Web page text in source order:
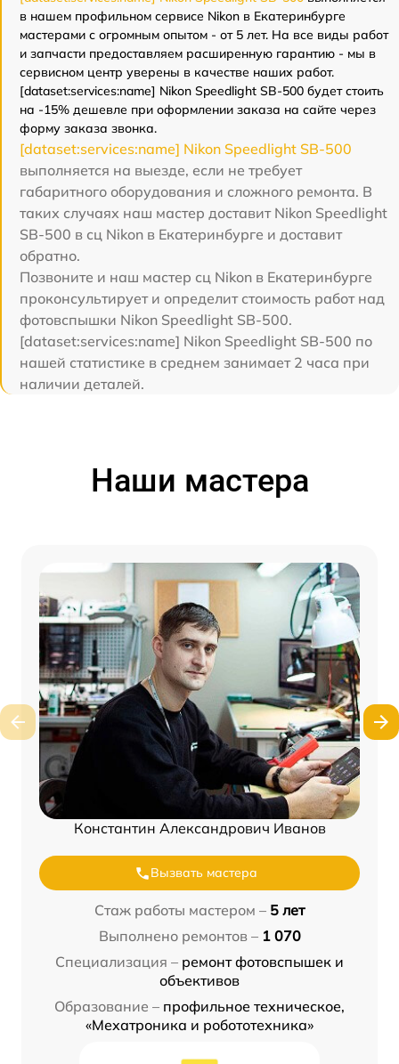
в нашем профильном сервисе Nikon в Екатеринбурге
мастерами с огромным опытом - от 5 лет. На все виды работ
и запчасти предоставляем расширенную гарантию - мы в
сервисном центр уверены в качестве наших работ.
[dataset:services:name] Nikon Speedlight SB-500 будет стоить
на -15% дешевле при оформлении заказа на сайте через
форму заказа звонка.
[dataset:services:name] Nikon Speedlight SB-500
выполняется на выезде, если не требует
габаритного оборудования и сложного ремонта. В
таких случаях наш мастер доставит Nikon Speedlight
SB-500 в сц Nikon в Екатеринбурге и доставит
обратно.
Позвоните и наш мастер сц Nikon в Екатеринбурге
проконсультирует и определит стоимость работ над
фотовспышки Nikon Speedlight SB-500.
[dataset:services:name] Nikon Speedlight SB-500 по
нашей статистике в среднем занимает 2 часа при
наличии деталей.
Наши мастера
Константин Александрович Иванов
Вызвать мастера
Стаж работы мастером – 5 лет
Выполнено ремонтов – 1 070
Специализация – ремонт фотовспышек и
объективов
Образование – профильное техническое,
«Мехатроника и робототехника»